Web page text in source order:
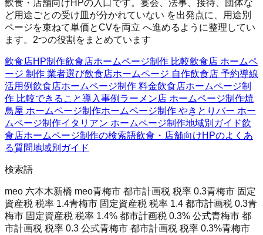
飲食・店舗向けHPの入口です。宴会、法事、接待、団体な
ど用途ごとの受け皿が分かれていない を出発点に、用途別
ページを束ねて単価とCVを両立 へ進めるように整理してい
ます。2つの役割をまとめています
飲食店HP制作飲食店ホームページ制作 比較飲食店 ホームペ
ージ 制作 業者選び飲食店ホームページ 自作飲食店 予約導線
活用例飲食店ホームページ制作 料金飲食店ホームページ制
作 比較できること導入事例 ラーメン店 ホームページ制作焼
鳥屋 ホームページ制作ホームページ制作 やきとり バー ホー
ムページ制作イタリアン ホームページ制作地域別ガイド飲
食店ホームページ制作の検索語飲食・店舗向けHPのよくあ
る質問地域別ガイド
検索語
meo 六本木新橋 meo青梅市 都市計画税 税率 0.3青梅市 固定
資産税 税率 1.4青梅市 固定資産税 税率 1.4 都市計画税 0.3青
梅市 固定資産税 税率 1.4% 都市計画税 0.3% 公式青梅市 都
市計画税 税率 0.3 公式青梅市 都市計画税 税率 0.3%青梅市